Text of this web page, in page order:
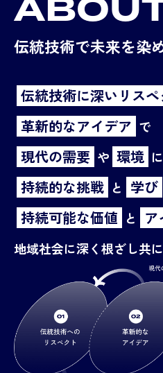
伝統技術で未来を染
伝統技術に深いリスペ
革新的なアイデア で
現代の需要 や 環境
持続的な挑戦 と 学び
持続可能な価値 と ア
地域社会に深く根ざし共